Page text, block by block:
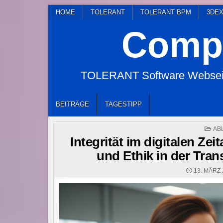
HOME TOLERANT TOLERANT BPM
TOLERANT Software
BEITRÄGE TAGESTIPP
Integrität im digitalen
und Ethik in der
13. MÄRZ